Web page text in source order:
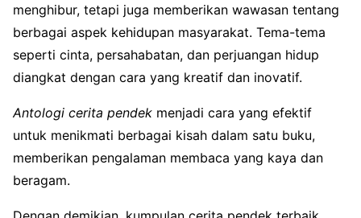
menghibur, tetapi juga memberikan wawasan tentang
berbagai aspek kehidupan masyarakat. Tema-tema
seperti cinta, persahabatan, dan perjuangan hidup
diangkat dengan cara yang kreatif dan inovatif.
Antologi cerita pendek menjadi cara yang efektif
untuk menikmati berbagai kisah dalam satu buku,
memberikan pengalaman membaca yang kaya dan
beragam.